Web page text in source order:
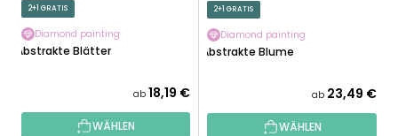
2+1 GRATIS
Diamond painting
Abstrakte Blätter
ab 18,19 €
WÄHLEN
2+1 GRATIS
Diamond painting
Abstrakte Blume
ab 23,49 €
WÄHLEN